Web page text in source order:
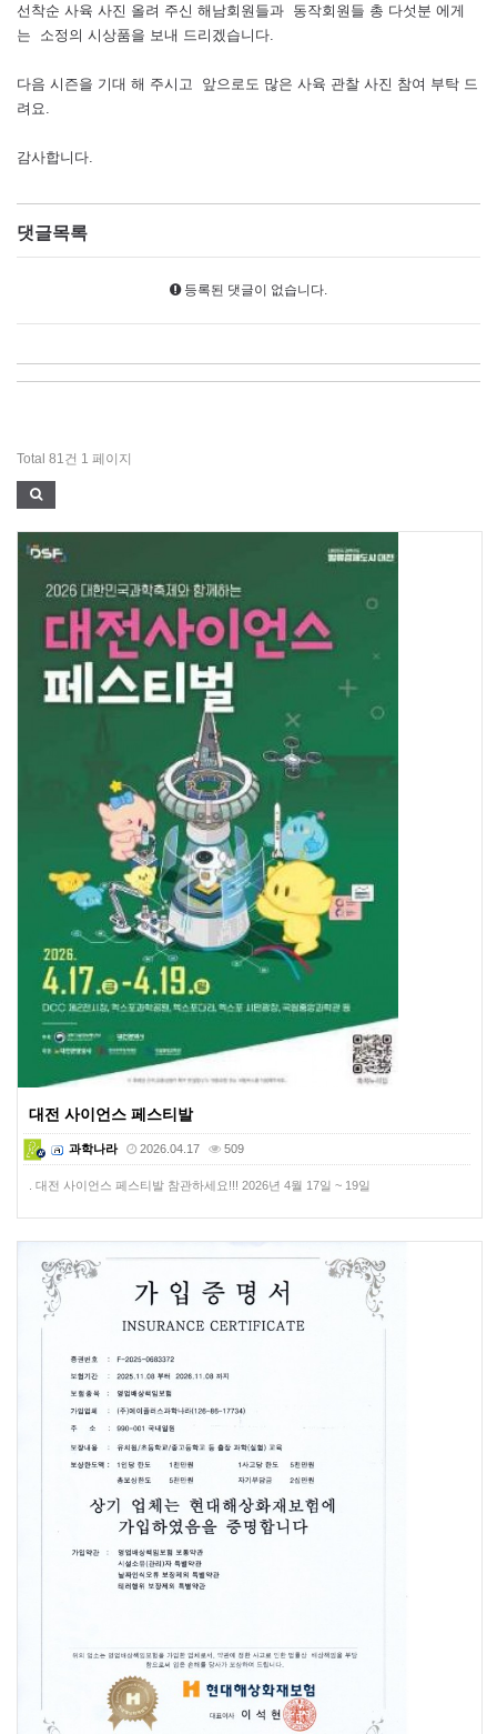
선착순 사육 사진 올려 주신 해남회원들과 동작회원들 총 다섯분 에게
는 소정의 시상품을 보내 드리겠습니다.
다음 시즌을 기대 해 주시고 앞으로도 많은 사육 관찰 사진 참여 부탁 드
려요.
감사합니다.
댓글목록
등록된 댓글이 없습니다.
Total 81건 1 페이지
대전 사이언스 페스티발
과학나라 2026.04.17 509
. 대전 사이언스 페스티발 참관하세요!!! 2026년 4월 17일 ~ 19일